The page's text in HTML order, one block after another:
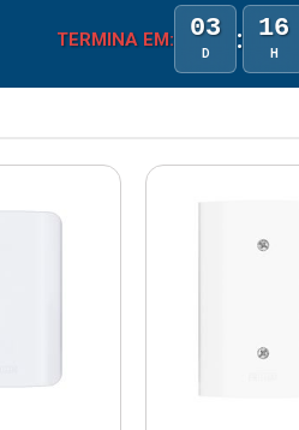
TERMINA EM: 03
D : 16
H